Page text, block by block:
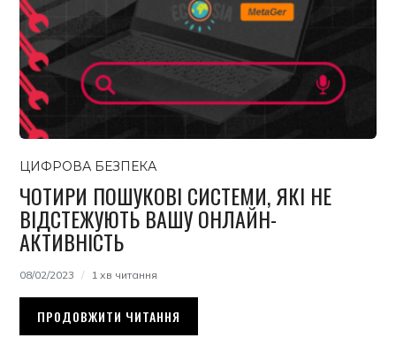
ЦИФРОВА БЕЗПЕКА
ЧОТИРИ ПОШУКОВІ СИСТЕМИ, ЯКІ НЕ
ВІДСТЕЖУЮТЬ ВАШУ ОНЛАЙН-
АКТИВНІСТЬ
08/02/2023 1 хв читання
ПРОДОВЖИТИ ЧИТАННЯ